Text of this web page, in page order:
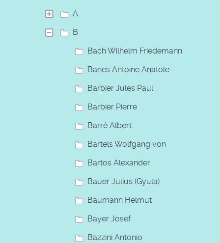
A
B
Bach Wilhelm Friedemann
Banes Antoine Anatole
Barbier Jules Paul
Barbier Pierre
Barré Albert
Bartels Wolfgang von
Bartos Alexander
Bauer Julius (Gyula)
Baumann Helmut
Bayer Josef
Bazzini Antonio